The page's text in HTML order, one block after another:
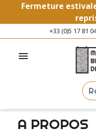
Fermeture
+33 (0)5 17 81

A propos
A PROPOS